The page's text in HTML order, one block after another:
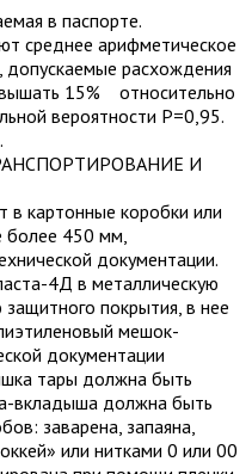
в паспорте.
среднее арифметическое
допускаемые расхождения
15% относительно
вероятности Р=0,95.
И
картонные коробки или
более 450 мм,
документации.
4Д в металлическую
покрытия, в нее
мешок-
документации
тары должна быть
вкладыша должна быть
заварена, запаяна,
или нитками 0 или 00